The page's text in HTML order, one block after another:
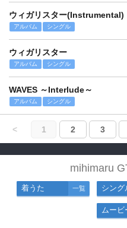
ウィガリスター(Instrumental)
アルバム シングル
ウィガリスター
アルバム シングル
WAVES ～Interlude～
アルバム シングル
< 1 2 3
mihimaru
着うた 一覧 シング
ムービ